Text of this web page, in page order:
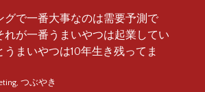
グで一番大事なのは需要予測で
れが一番うまいやつは起業してい
うまいやつは10年生き残ってま
, つぶやき